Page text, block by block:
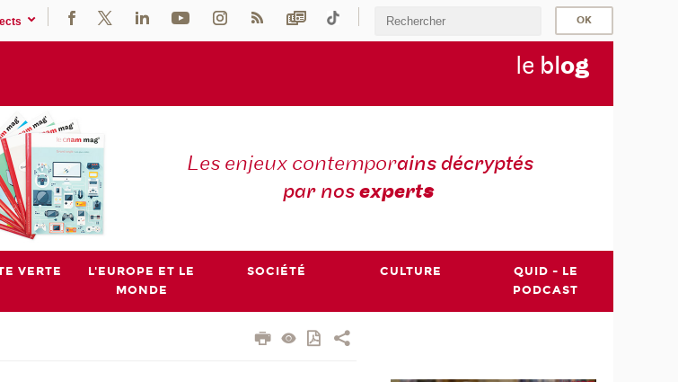
le blog
Les enjeux contemporains décryptés
par nosexperts
VERTE
L'EUROPE ET LE
MONDE
SOCIÉTÉ CULTURE
QUID - LE
PODCAST